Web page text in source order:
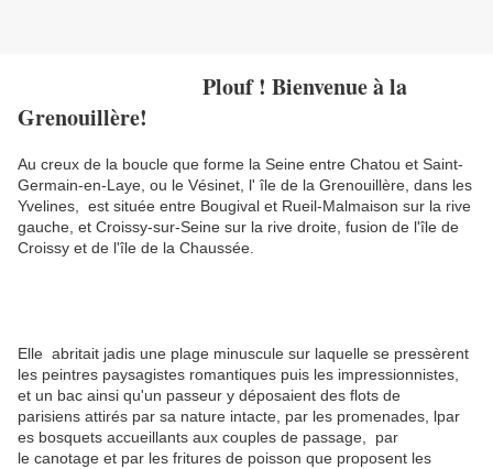
Plouf ! Bienvenue à la
Grenouillère!
Au creux de la boucle que forme la Seine entre Chatou et Saint-
Germain-en-Laye, ou le Vésinet, l' île de la Grenouillère, dans les
Yvelines, est située entre Bougival et Rueil-Malmaison sur la rive
gauche, et Croissy-sur-Seine sur la rive droite, fusion de l'île de
Croissy et de l'île de la Chaussée.
Elle abritait jadis une plage minuscule sur laquelle se pressèrent
les peintres paysagistes romantiques puis les impressionnistes,
et un bac ainsi qu'un passeur y déposaient des flots de
parisiens attirés par sa nature intacte, par les promenades, lpar
es bosquets accueillants aux couples de passage, par
le canotage et par les fritures de poisson que proposent les